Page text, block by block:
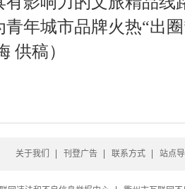
年城市品牌火热“出
供稿）